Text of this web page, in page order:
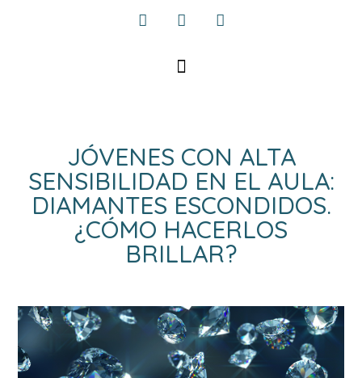
JÓVENES CON ALTA
SENSIBILIDAD EN EL AULA:
DIAMANTES ESCONDIDOS.
¿CÓMO HACERLOS
BRILLAR?